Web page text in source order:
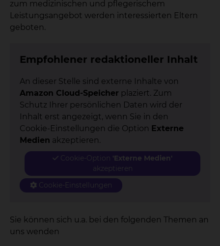
zum medizinischen und pflegerischem
Leistungsangebot werden interessierten Eltern
geboten.
Empfohlener redaktioneller Inhalt
An dieser Stelle sind externe Inhalte von
Amazon Cloud-Speicher plaziert. Zum
Schutz Ihrer persönlichen Daten wird der
Inhalt erst angezeigt, wenn Sie in den
Cookie-Einstellungen die Option Externe
Medien akzeptieren.
Cookie-Option 'Externe Medien'
akzeptieren
Cookie-Einstellungen
Sie können sich u.a. bei den folgenden Themen an
uns wenden